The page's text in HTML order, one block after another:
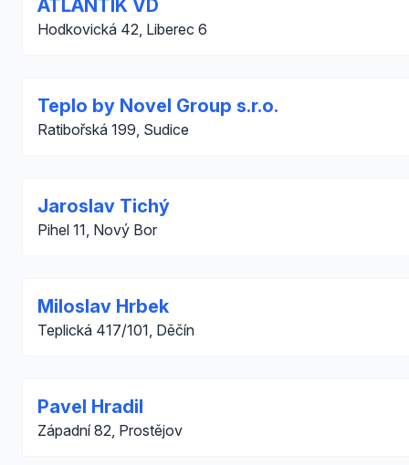
ATLANTIK VD
Hodkovická 42, Liberec 6
Teplo by Novel Group s.r.o.
Ratibořská 199, Sudice
Jaroslav Tichý
Pihel 11, Nový Bor
Miloslav Hrbek
Teplická 417/101, Děčín
Pavel Hradil
Západní 82, Prostějov